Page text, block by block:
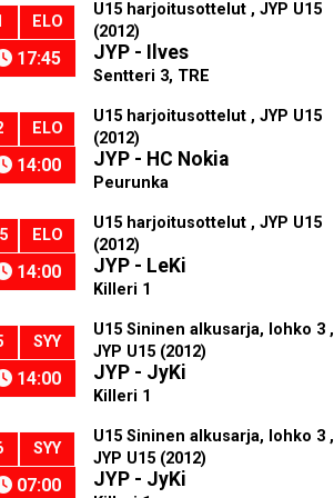
ELO
17:45
U15 harjoitusottelut , JYP U15
(2012)
JYP - Ilves
Sentteri 3, TRE
ELO
14:00
U15 harjoitusottelut , JYP U15
(2012)
JYP - HC Nokia
Peurunka
ELO
14:00
U15 harjoitusottelut , JYP U15
(2012)
JYP - LeKi
Killeri 1
SYY
14:00
U15 Sininen alkusarja, lohko 3 ,
JYP U15 (2012)
JYP - JyKi
Killeri 1
SYY
07:00
U15 Sininen alkusarja, lohko 3 ,
JYP U15 (2012)
JYP - JyKi